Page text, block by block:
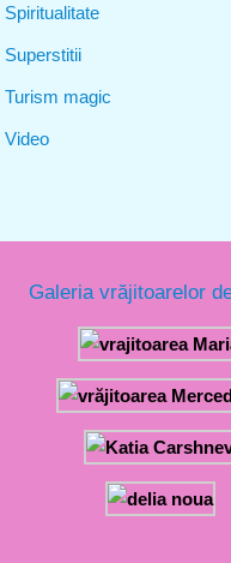
Spiritualitate
Superstitii
Turism magic
Video
Galeria vrăjitoarelor